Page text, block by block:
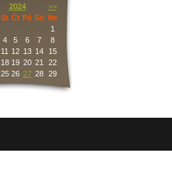
2024
>>
St Čt Pá So Ne
1
4 5 6 7
8
11 12 13 14
15
18 19 20 21
22
25 26 27 28 29